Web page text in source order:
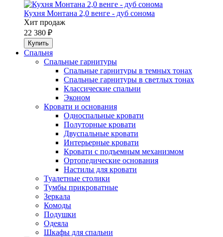
Кухня Монтана 2,0 венге - дуб сонома
Хит продаж
22 380 ₽
Спальня
Спальные гарнитуры
Спальные гарнитуры в темных тонах
Спальные гарнитуры в светлых тонах
Классические спальни
Эконом
Кровати и основания
Односпальные кровати
Полуторные кровати
Двуспальные кровати
Интерьерные кровати
Кровати с подъемным механизмом
Ортопедические основания
Настилы для кровати
Туалетные столики
Тумбы прикроватные
Зеркала
Комоды
Подушки
Одеяла
Шкафы для спальни